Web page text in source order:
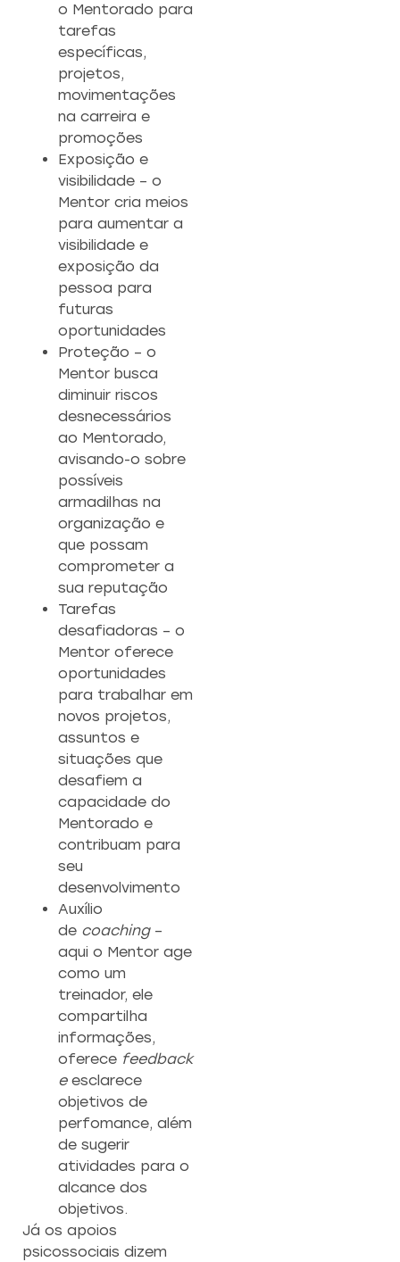
o Mentorado para
tarefas
específicas,
projetos,
movimentações
na carreira e
promoções
Exposição e
visibilidade – o
Mentor cria meios
para aumentar a
visibilidade e
exposição da
pessoa para
futuras
oportunidades
Proteção – o
Mentor busca
diminuir riscos
desnecessários
ao Mentorado,
avisando-o sobre
possíveis
armadilhas na
organização e
que possam
comprometer a
sua reputação
Tarefas
desafiadoras – o
Mentor oferece
oportunidades
para trabalhar em
novos projetos,
assuntos e
situações que
desafiem a
capacidade do
Mentorado e
contribuam para
seu
desenvolvimento
Auxílio
de coaching–
aqui o Mentor age
como um
treinador, ele
compartilha
informações,
oferece feedback
e esclarece
objetivos de
perfomance, além
de sugerir
atividades para o
alcance dos
objetivos.
Já os apoios
psicossociais dizem